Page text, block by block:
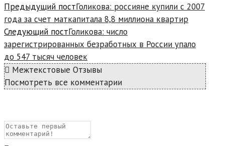
Предыдущий постГоликова: россияне купили с 2007
года за счет маткапитала 8,8 миллиона квартир
Следующий постГоликова: число
зарегистрированных безработных в России упало
до 547 тысяч человек
Межтекстовые Отзывы
Посмотреть все комментарии